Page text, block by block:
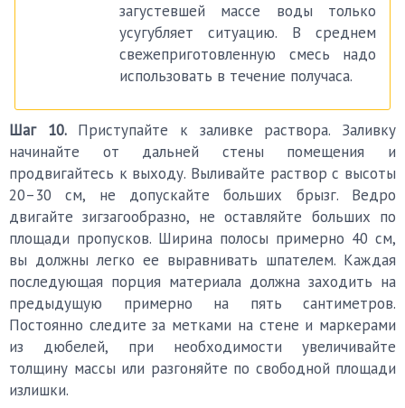
загустевшей массе воды только
усугубляет ситуацию. В среднем
свежеприготовленную смесь надо
использовать в течение получаса.
Шаг 10.Приступайте к заливке раствора. Заливку
начинайте от дальней стены помещения и
продвигайтесь к выходу. Выливайте раствор с высоты
20–30 см, не допускайте больших брызг. Ведро
двигайте зигзагообразно, не оставляйте больших по
площади пропусков. Ширина полосы примерно 40 см,
вы должны легко ее выравнивать шпателем. Каждая
последующая порция материала должна заходить на
предыдущую примерно на пять сантиметров.
Постоянно следите за метками на стене и маркерами
из дюбелей, при необходимости увеличивайте
толщину массы или разгоняйте по свободной площади
излишки.